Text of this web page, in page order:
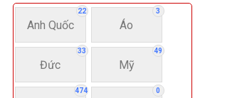
22
Anh Quốc
3
Áo
33
Đức
49
Mỹ
474 0